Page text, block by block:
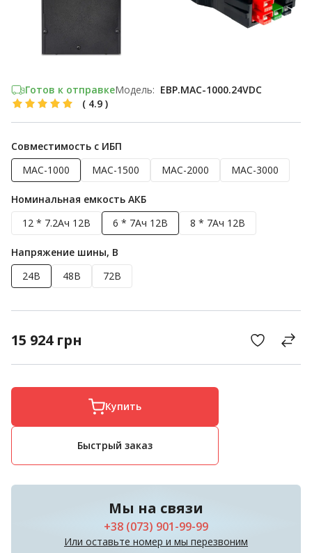
Готов к отправкеМодель: EBP.MAC-1000.24VDC
( 4.9 )
Совместимость с ИБП
MAC-1000
MAC-1500 MAC-2000 MAC-3000
Номинальная емкость АКБ
12 * 7.2Ач 12В
6 * 7Ач 12В 8 * 7Ач 12В
Напряжение шины, В
24В
48В 72В
15 924 грн
Купить
Быстрый заказ
Мы на связи
+38 (073) 901-99-99
Или оставьте номер и мы перезвоним